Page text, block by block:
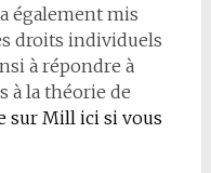
également mis
droits individuels
à répondre à
à la théorie de
sur Mill ici si vous